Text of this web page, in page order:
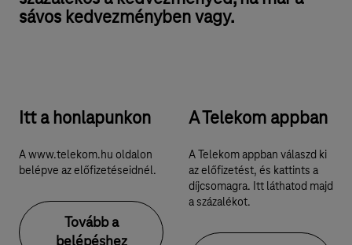
sávos kedvezményben vagy.
Itt a honlapunkon
A www.telekom.hu oldalon
belépve az előfizetéseidnél.
Tovább a
A Telekom appban
A Telekom appban válaszd ki
az előfizetést, és kattints a
díjcsomagra. Itt láthatod majd
a százalékot.